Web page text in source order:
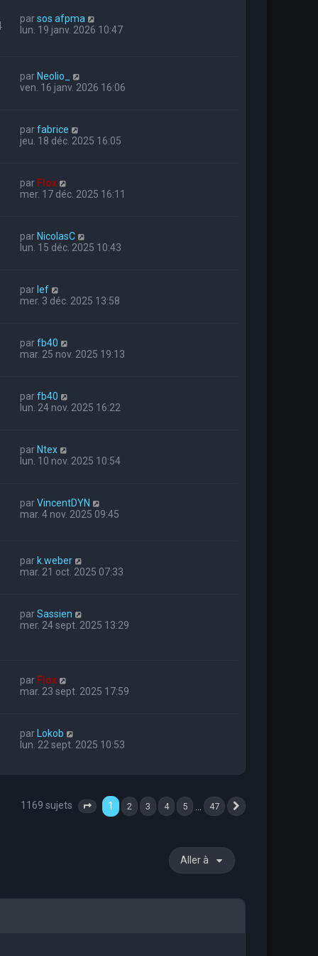
parsos afpma
lun. 19 janv. 2026 10:47
par Neolio_
ven. 16 janv. 2026 16:06
parfabrice
jeu. 18 déc. 2025 16:05
par Flox
mer. 17 déc. 2025 16:11
par NicolasC
lun. 15 déc. 2025 10:43
par lef
mer. 3 déc. 2025 13:58
parfb40
mar. 25 nov. 2025 19:13
parfb40
lun. 24 nov. 2025 16:22
par Ntex
lun. 10 nov. 2025 10:54
parVincentDYN
mar. 4 nov. 2025 09:45
par k.weber
mar. 21 oct. 2025 07:33
parSassien
mer. 24 sept. 2025 13:29
par Flox
mar. 23 sept. 2025 17:59
par
Lokob
lun. 22 sept. 2025 10:53
1169 sujets Page 1 sur 47
1 2 3 4 5 47
Aller à